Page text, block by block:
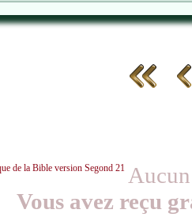
de la Bible version Segond 21
Vous avez reçu